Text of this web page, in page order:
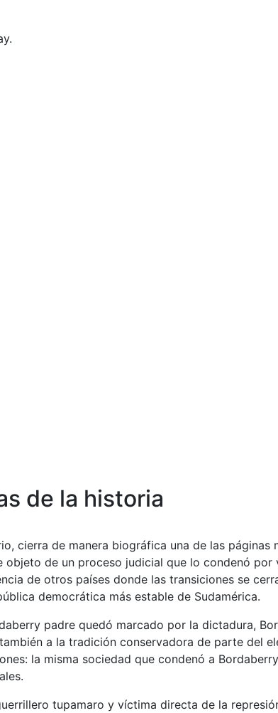
de la historia
cierra de manera biográfica una de las páginas
de un proceso judicial que lo condenó
de otros países donde las transiciones se
democrática más estable de Sudamérica.
padre quedó marcado por la dictadura,
a la tradición conservadora de parte del
la misma sociedad que condenó a
tupamaro y víctima directa de la